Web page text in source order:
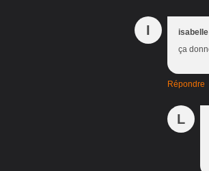
I isabelle
ça
Répondre
L